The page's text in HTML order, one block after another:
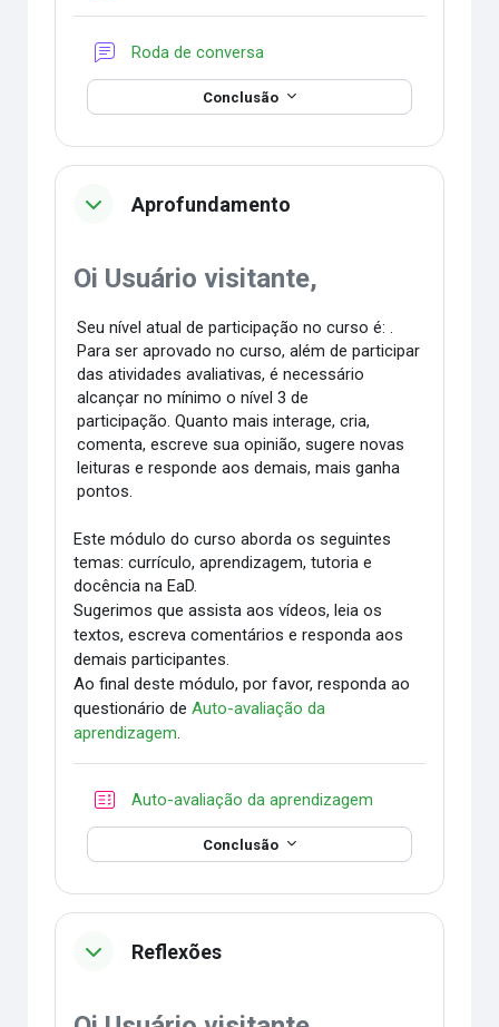
Roda de conversa
Conclusão
Aprofundamento
Oi Usuário visitante,
Seu nível atual de participação no curso é: .
Para ser aprovado no curso, além de participar
das atividades avaliativas, é necessário
alcançar no mínimo o nível 3 de
participação. Quanto mais interage, cria,
comenta, escreve sua opinião, sugere novas
leituras e responde aos demais, mais ganha
pontos.
Este módulo do curso aborda os seguintes
temas: currículo, aprendizagem, tutoria e
docência na EaD.
Sugerimos que assista aos vídeos, leia os
textos, escreva comentários e responda aos
demais participantes.
Ao final deste módulo, por favor, responda ao
questionário deAuto-avaliação da
aprendizagem.
Auto-avaliação da aprendizagem
Conclusão
Reflexões